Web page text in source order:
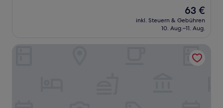
Bewertungen)
Der
Preis
beträgt
63 €
inkl. Steuern & Gebühren
10. Aug.–11. Aug.